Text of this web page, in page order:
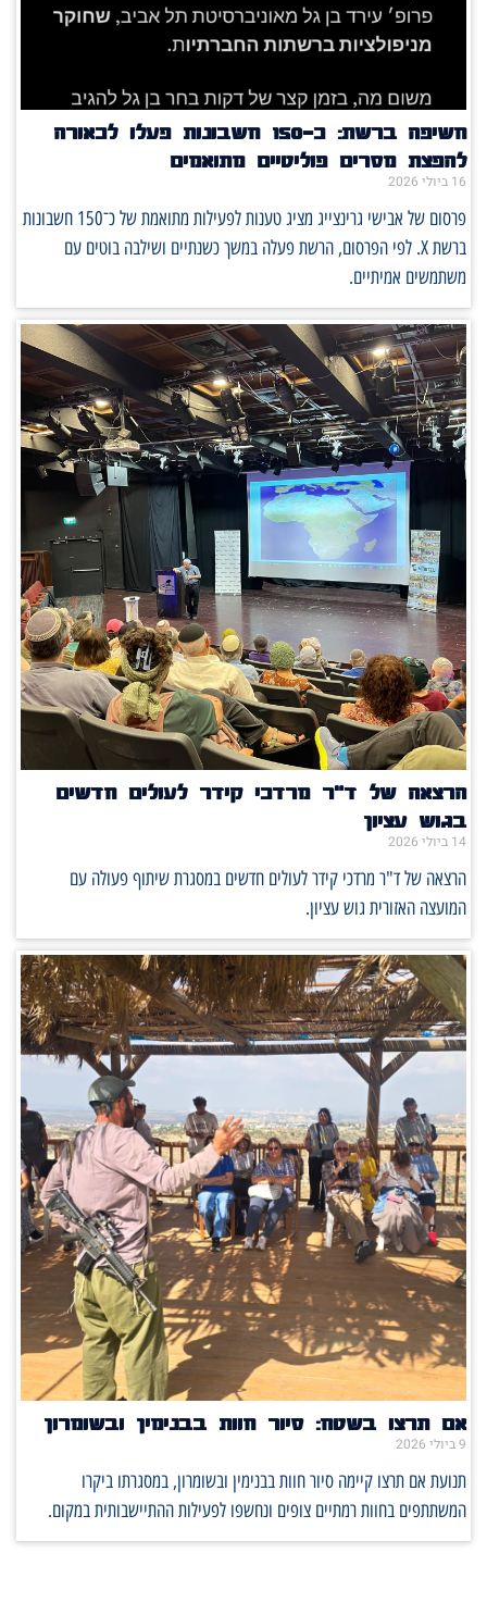
חשיפה ברשת: כ־150 חשבונות פעלו לכאורה
להפצת מסרים פוליטיים מתואמים
16 ביולי 2026
פרסום של אבישי גרינצייג מציג טענות לפעילות מתואמת של כ־150 חשבונות
ברשת X. לפי הפרסום, הרשת פעלה במשך כשנתיים ושילבה בוטים עם
משתמשים אמיתיים.
הרצאה של ד"ר מרדכי קידר לעולים חדשים
בגוש עציון
14 ביולי 2026
הרצאה של ד"ר מרדכי קידר לעולים חדשים במסגרת שיתוף פעולה עם
המועצה האזורית גוש עציון.
אם תרצו בשטח: סיור חוות בבנימין ובשומרון
9 ביולי 2026
תנועת אם תרצו קיימה סיור חוות בבנימין ובשומרון, במסגרתו ביקרו
המשתתפים בחוות רמתיים צופים ונחשפו לפעילות ההתיישבותית במקום.